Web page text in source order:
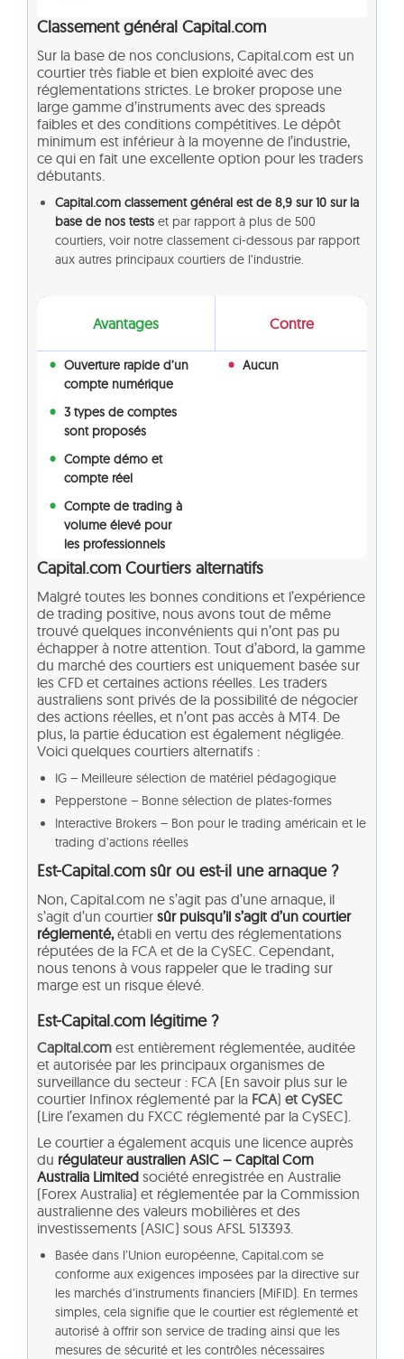
Classement général Capital.com
Sur la base de nos conclusions, Capital.com est un
courtier très fiable et bien exploité avec des
réglementations strictes. Le broker propose une
large gamme d’instruments avec des spreads
faibles et des conditions compétitives. Le dépôt
minimum est inférieur à la moyenne de l’industrie,
ce qui en fait une excellente option pour les traders
débutants.
Capital.com classement général est de 8,9 sur 10 sur la
base de nos tests et par rapport à plus de 500
courtiers, voir notre classement ci-dessous par rapport
aux autres principaux courtiers de l’industrie.
Avantages Contre
Ouverture rapide d’un
compte numérique
Aucun
3 types de comptes
sont proposés
Compte démo et
compte réel
Compte de trading à
volume élevé pour
les professionnels
Capital.com Courtiers alternatifs
Malgré toutes les bonnes conditions et l’expérience
de trading positive, nous avons tout de même
trouvé quelques inconvénients qui n’ont pas pu
échapper à notre attention. Tout d’abord, la gamme
du marché des courtiers est uniquement basée sur
les CFD et certaines actions réelles. Les traders
australiens sont privés de la possibilité de négocier
des actions réelles, et n’ont pas accès à MT4. De
plus, la partie éducation est également négligée.
Voici quelques courtiers alternatifs :
IG – Meilleure sélection de matériel pédagogique
Pepperstone – Bonne sélection de plates-formes
Interactive Brokers – Bon pour le trading américain et le
trading d’actions réelles
Est-Capital.com sûr ou est-il une arnaque ?
Non, Capital.com ne s’agit pas d’une arnaque, il
s’agit d’un courtier sûr puisqu’il s’agit d’un courtier
réglementé,établi en vertu des réglementations
réputées de la FCA et de la CySEC. Cependant,
nous tenons à vous rappeler que le trading sur
marge est un risque élevé.
Est-Capital.com légitime ?
Capital.com est entièrement réglementée, auditée
et autorisée par les principaux organismes de
surveillance du secteur : FCA (En savoir plus sur le
courtier Infinox réglementé par la FCA) et CySEC
(Lire l’examen du FXCC réglementé par la CySEC).
Le courtier a également acquis une licence auprès
du régulateur australien ASIC – Capital Com
Australia Limited société enregistrée en Australie
(Forex Australia) et réglementée par la Commission
australienne des valeurs mobilières et des
investissements (ASIC) sous AFSL 513393.
Basée dans l’Union européenne, Capital.com se
conforme aux exigences imposées par la directive sur
les marchés d’instruments financiers (MiFID). En termes
simples, cela signifie que le courtier est réglementé et
autorisé à offrir son service de trading ainsi que les
mesures de sécurité et les contrôles nécessaires